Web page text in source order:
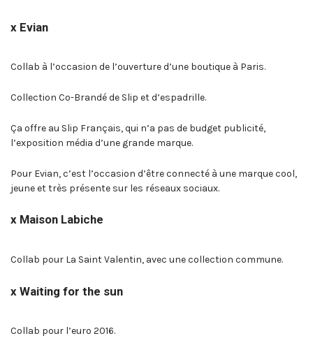
x Evian
Collab à l’occasion de l’ouverture d’une boutique à Paris.
Collection Co-Brandé de Slip et d’espadrille.
Ça offre au Slip Français, qui n’a pas de budget publicité,
l’exposition média d’une grande marque.
Pour Evian, c’est l’occasion d’être connecté à une marque cool,
jeune et très présente sur les réseaux sociaux.
x Maison Labiche
Collab pour La Saint Valentin, avec une collection commune.
x Waiting for the sun
Collab pour l’euro 2016.